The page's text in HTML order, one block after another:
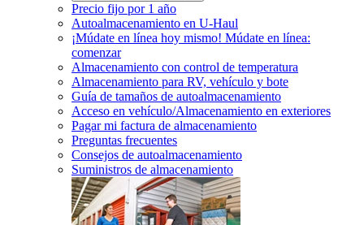
Precio fijo por 1 año
Autoalmacenamiento en U-Haul
¡Múdate en línea hoy mismo! Múdate en línea:
comenzar
Almacenamiento con control de temperatura
Almacenamiento para RV, vehículo y bote
Guía de tamaños de autoalmacenamiento
Acceso en vehículo/Almacenamiento en exteriores
Pagar mi factura de almacenamiento
Preguntas frecuentes
Consejos de autoalmacenamiento
Suministros de almacenamiento